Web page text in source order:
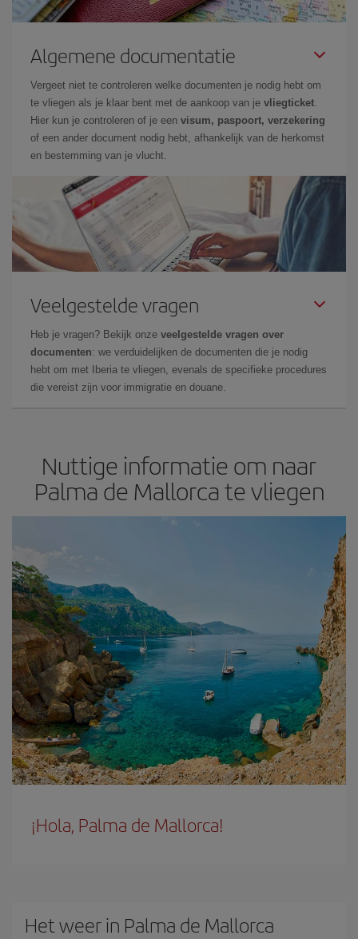
Algemene documentatie
Vergeet niet te controleren welke documenten je nodig hebt om
te vliegen als je klaar bent met de aankoop van je vliegticket.
Hier kun je controleren of je een visum, paspoort, verzekering
of een ander document nodig hebt, afhankelijk van de herkomst
en bestemming van je vlucht.
Veelgestelde vragen
Heb je vragen? Bekijk onze veelgestelde vragen over
documenten: we verduidelijken de documenten die je nodig
hebt om met Iberia te vliegen, evenals de specifieke procedures
die vereist zijn voor immigratie en douane.
Nuttige informatie om naar
Palma de Mallorca te vliegen
¡Hola, Palma de Mallorca!
Het weer in Palma de Mallorca